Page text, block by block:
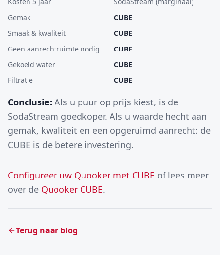
Gemak
CUBE
Smaak & kwaliteit
CUBE
Geen aanrechtruimte nodig
CUBE
Gekoeld water
CUBE
Filtratie
CUBE
Conclusie: Als u puur op prijs kiest, is de
SodaStream goedkoper. Als u waarde hecht aan
gemak, kwaliteit en een opgeruimd aanrecht: de
CUBE is de betere investering.
Configureer uw Quooker met CUBE of lees meer
over de Quooker CUBE.
Terug naar blog